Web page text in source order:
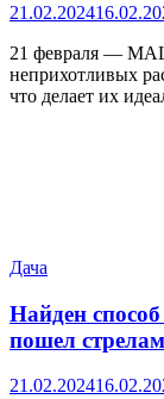
21.02.2024
21 февраля —
неприхотливых
что делает их
Дача
Найден
пошел
21.02.2024